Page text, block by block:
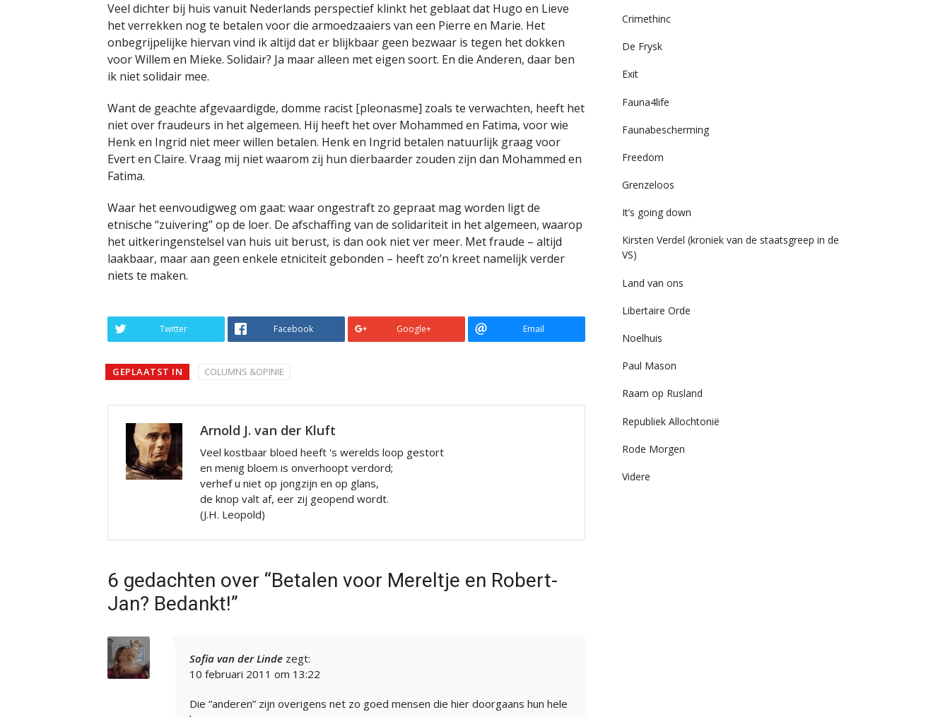
Veel dichter bij huis vanuit Nederlands perspectief klinkt het geblaat dat Hugo en Lieve
het verrekken nog te betalen voor die armoedzaaiers van een Pierre en Marie. Het
onbegrijpelijke hiervan vind ik altijd dat er blijkbaar geen bezwaar is tegen het dokken
voor Willem en Mieke. Solidair? Ja maar alleen met eigen soort. En die Anderen, daar ben
ik niet solidair mee.
Want de geachte afgevaardigde, domme racist [pleonasme] zoals te verwachten, heeft het
niet over fraudeurs in het algemeen. Hij heeft het over Mohammed en Fatima, voor wie
Henk en Ingrid niet meer willen betalen. Henk en Ingrid betalen natuurlijk graag voor
Evert en Claire. Vraag mij niet waarom zij hun dierbaarder zouden zijn dan Mohammed en
Fatima.
Waar het eenvoudigweg om gaat: waar ongestraft zo gepraat mag worden ligt de
etnische “zuivering” op de loer. De afschaffing van de solidariteit in het algemeen, waarop
het uitkeringenstelsel van huis uit berust, is dan ook niet ver meer. Met fraude – altijd
laakbaar, maar aan geen enkele etniciteit gebonden – heeft zo’n kreet namelijk verder
niets te maken.
Twitter Facebook Google+ Email
GEPLAATST IN COLUMNS &OPINIE
Arnold J. van der Kluft
Veel kostbaar bloed heeft 's werelds loop gestort
en menig bloem is onverhoopt verdord;
verhef u niet op jongzijn en op glans,
de knop valt af, eer zij geopend wordt.
(J.H. Leopold)
6 gedachten over “Betalen voor Mereltje en Robert-
Jan? Bedankt!”
Sofia van der Linde zegt:
10 februari 2011 om 13:22
Die “anderen” zijn overigens net zo goed mensen die hier doorgaans hun hele
Crimethinc
De Frysk
Exit
Fauna4life
Faunabescherming
Freedom
Grenzeloos
It’s going down
Kirsten Verdel (kroniek van de staatsgreep in de
VS)
Land van ons
Libertaire Orde
Noelhuis
Paul Mason
Raam op Rusland
Republiek Allochtonië
Rode Morgen
Videre